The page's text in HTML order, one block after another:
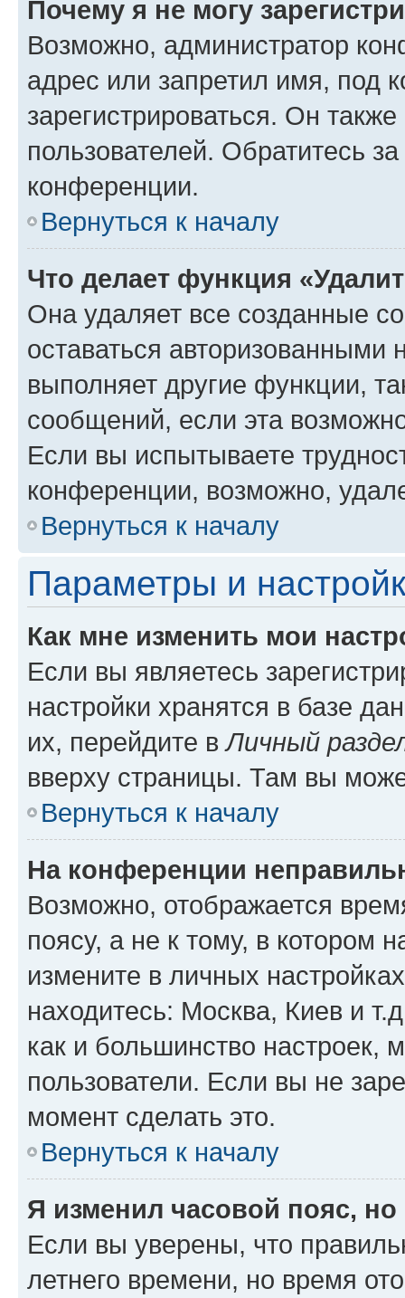
Почему я не могу
Возможно, администратор
адрес или запретил имя, под
зарегистрироваться. Он
пользователей. Обратитесь
конференции.
Вернуться к началу
Что делает функция
Она удаляет все созданные
оставаться авторизованными
выполняет другие функции,
сообщений, если эта
Если вы испытываете
конференции, возможно,
Вернуться к началу
Параметры и
Как мне изменить мои
Если вы являетесь
настройки хранятся в базе
их, перейдите вЛичный
вверху страницы. Там вы
Вернуться к началу
На конференции
Возможно, отображается
поясу, а не к тому, в котором
измените в личных
находитесь: Москва, Киев и
как и большинство настроек,
пользователи. Если вы не
момент сделать это.
Вернуться к началу
Я изменил часовой пояс,
Если вы уверены, что
летнего времени, но время